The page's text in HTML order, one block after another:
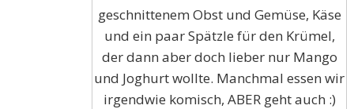
geschnittenem Obst und Gemüse, Käse
und ein paar Spätzle für den Krümel,
der dann aber doch lieber nur Mango
und Joghurt wollte. Manchmal essen wir
irgendwie komisch, ABER geht auch :)